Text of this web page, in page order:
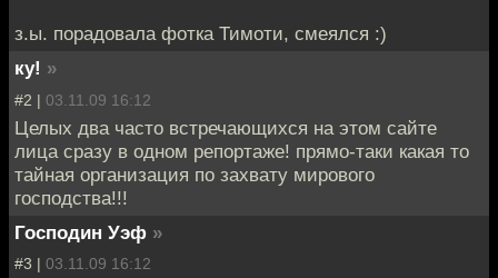
з.ы. порадовала фотка Тимоти, смеялся :)
ку! »
#2 | 03.11.09 16:12
Целых два часто встречающихся на этом сайте
лица сразу в одном репортаже! прямо-таки какая то
тайная организация по захвату мирового
господства!!!
Господин Уэф »
#3 | 03.11.09 16:12